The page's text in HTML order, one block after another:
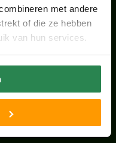
met andere
of die ze hebben
van hun services.